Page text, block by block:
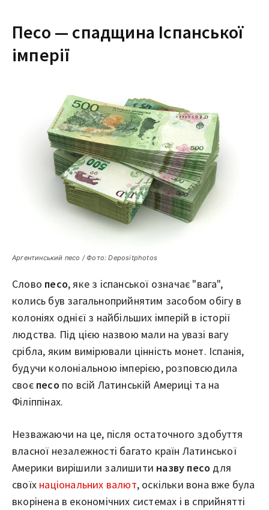
Песо — спадщина Іспанської
імперії
Аргентинський песо / Фото: Depositphotos
Слово песо, яке з іспанської означає "вага",
колись був загальноприйнятим засобом обігу в
колоніях однієї з найбільших імперій в історії
людства. Під цією назвою мали на увазі вагу
срібла, яким вимірювали цінність монет. Іспанія,
будучи колоніальною імперією, розповсюдила
своє песо по всій Латинській Америці та на
Філіппінах.
Незважаючи на це, після остаточного здобуття
власної незалежності багато країн Латинської
Америки вирішили залишити назву песо для
своїх національних валют, оскільки вона вже була
вкорінена в економічних системах і в сприйнятті